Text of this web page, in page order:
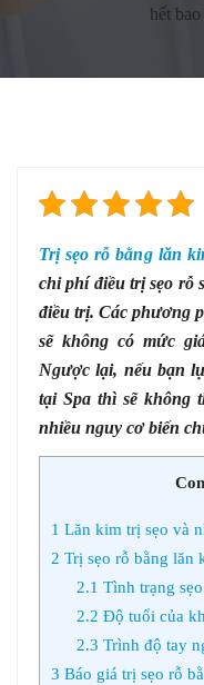
hết
Trị sẹo rỗ bằng lăn
chi phí điều trị sẹo rỗ
điều trị. Các phương
sẽ không có mức
Ngược lại, nếu bạn
tại Spa thì sẽ không
nhiều nguy cơ biến
1 Lăn kim trị sẹo và
2 Trị sẹo rỗ bằng lăn
2.1 Tình trạng
2.2 Độ tuổi của
2.3 Trình độ tay
3 Báo giá trị sẹo rỗ